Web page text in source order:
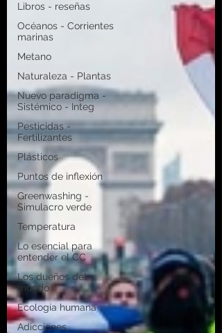
Libros - reseñas
Océanos - Corrientes
marinas
Metano
Naturaleza - Plantas
Nuevo paradigma -
Sistémico - Integ
Pesticidas -
Fertilizantes
Plásticos
Puntos de inflexión
Greenwashing -
Simulacro verde
Temperatura
Lo esencial para
entender el CC
Los dueños del
mundo
Ecología humana
Adicciones